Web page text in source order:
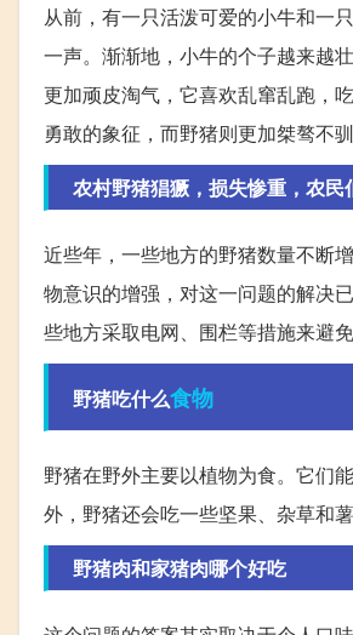
从前，有一只活泼可爱的小牛和一
一声。渐渐地，小牛的个子越来越
更加顽皮淘气，它喜欢乱窜乱跑，
勇敢的象征，而野猪则更加桀骜不驯
农村野猪猖獗，损失惨重，农民
近些年，一些地方的野猪数量不断
物意识的增强，对这一问题的解决
些地方采取电网、围栏等措施来避
野猪吃什么食物
野猪在野外主要以植物为食。它们
外，野猪还会吃一些坚果、杂草和
野猪肉和家猪肉哪个好吃